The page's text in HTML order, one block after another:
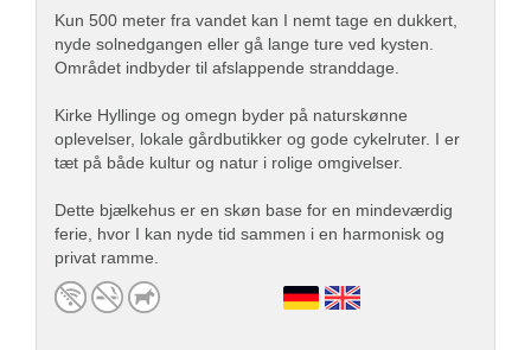
Kun 500 meter fra vandet kan I nemt tage en dukkert,
nyde solnedgangen eller gå lange ture ved kysten.
Området indbyder til afslappende stranddage.
Kirke Hyllinge og omegn byder på naturskønne
oplevelser, lokale gårdbutikker og gode cykelruter. I er
tæt på både kultur og natur i rolige omgivelser.
Dette bjælkehus er en skøn base for en mindeværdig
ferie, hvor I kan nyde tid sammen i en harmonisk og
privat ramme.